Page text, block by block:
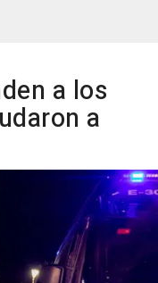
a los
a